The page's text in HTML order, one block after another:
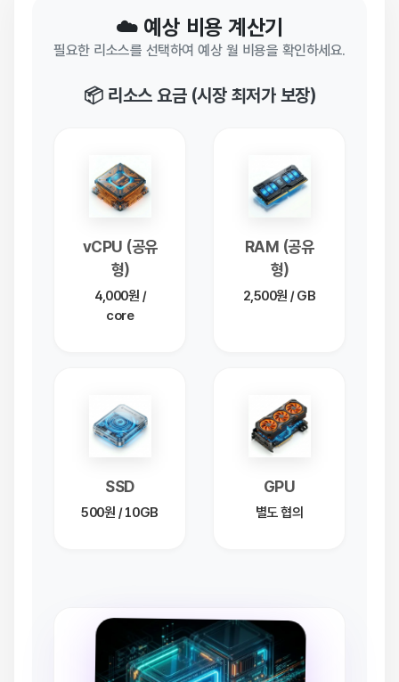
☁️ 예상 비용 계산기
필요한 리소스를 선택하여 예상 월 비용을 확인하세요.
📦 리소스 요금 (시장 최저가 보장)
vCPU (공유
형)
4,000원 /
core
RAM (공유
형)
2,500원 / GB
SSD
500원 / 10GB
GPU
별도 협의